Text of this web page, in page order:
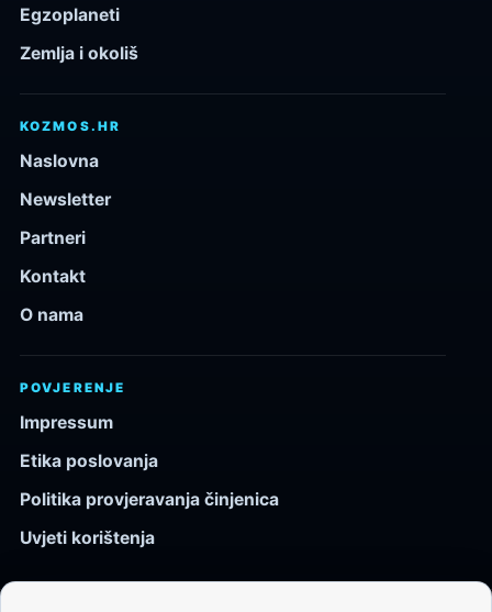
Egzoplaneti
Zemlja i okoliš
KOZMOS.HR
Naslovna
Newsletter
Partneri
Kontakt
O nama
POVJERENJE
Impressum
Etika poslovanja
Politika provjeravanja činjenica
Uvjeti korištenja